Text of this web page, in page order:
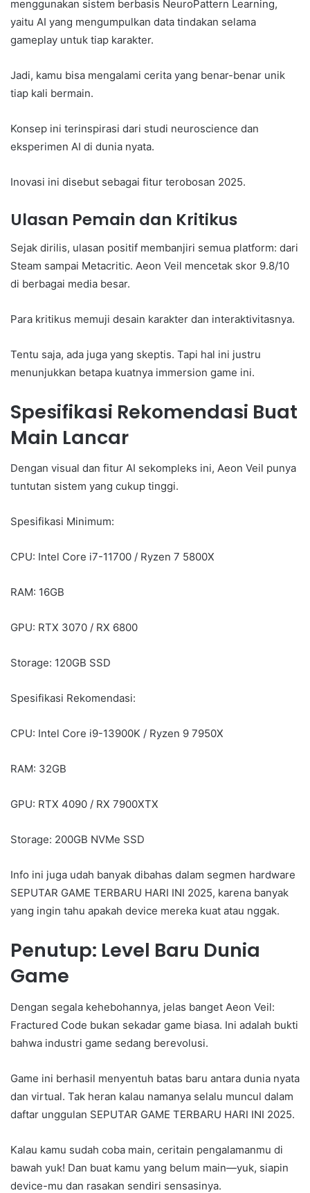
menggunakan sistem berbasis NeuroPattern Learning,
yaitu AI yang mengumpulkan data tindakan selama
gameplay untuk tiap karakter.
Jadi, kamu bisa mengalami cerita yang benar-benar unik
tiap kali bermain.
Konsep ini terinspirasi dari studi neuroscience dan
eksperimen AI di dunia nyata.
Inovasi ini disebut sebagai fitur terobosan 2025.
Ulasan Pemain dan Kritikus
Sejak dirilis, ulasan positif membanjiri semua platform: dari
Steam sampai Metacritic. Aeon Veil mencetak skor 9.8/10
di berbagai media besar.
Para kritikus memuji desain karakter dan interaktivitasnya.
Tentu saja, ada juga yang skeptis. Tapi hal ini justru
menunjukkan betapa kuatnya immersion game ini.
Spesifikasi Rekomendasi Buat
Main Lancar
Dengan visual dan fitur AI sekompleks ini, Aeon Veil punya
tuntutan sistem yang cukup tinggi.
Spesifikasi Minimum:
CPU: Intel Core i7-11700 / Ryzen 7 5800X
RAM: 16GB
GPU: RTX 3070 / RX 6800
Storage: 120GB SSD
Spesifikasi Rekomendasi:
CPU: Intel Core i9-13900K / Ryzen 9 7950X
RAM: 32GB
GPU: RTX 4090 / RX 7900XTX
Storage: 200GB NVMe SSD
Info ini juga udah banyak dibahas dalam segmen hardware
SEPUTAR GAME TERBARU HARI INI 2025, karena banyak
yang ingin tahu apakah device mereka kuat atau nggak.
Penutup: Level Baru Dunia
Game
Dengan segala kehebohannya, jelas banget Aeon Veil:
Fractured Code bukan sekadar game biasa. Ini adalah bukti
bahwa industri game sedang berevolusi.
Game ini berhasil menyentuh batas baru antara dunia nyata
dan virtual. Tak heran kalau namanya selalu muncul dalam
daftar unggulan SEPUTAR GAME TERBARU HARI INI 2025.
Kalau kamu sudah coba main, ceritain pengalamanmu di
bawah yuk! Dan buat kamu yang belum main—yuk, siapin
device-mu dan rasakan sendiri sensasinya.